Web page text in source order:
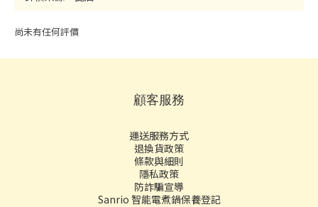
尚未有任何評價
顧客服務
運送服務方式
退換貨政策
條款與細則
隱私政策
防詐騙宣導
Sanrio 智能電煮鍋保養登記